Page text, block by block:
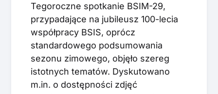
Tegoroczne spotkanie BSIM-29,
przypadające na jubileusz 100-lecia
współpracy BSIS, oprócz
standardowego podsumowania
sezonu zimowego, objęło szereg
istotnych tematów. Dyskutowano
m.in. o dostępności zdjęć